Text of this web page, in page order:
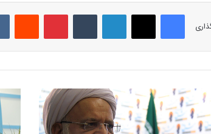
فیس بوک لینکدین ‫پین‌ترست ‫رددیت
م